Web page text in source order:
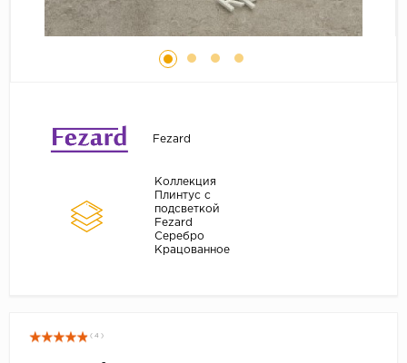
Австрия
Fezard
Коллекция
Плинтус с
подсветкой
Fezard
Серебро
Крацованное
( 4 )